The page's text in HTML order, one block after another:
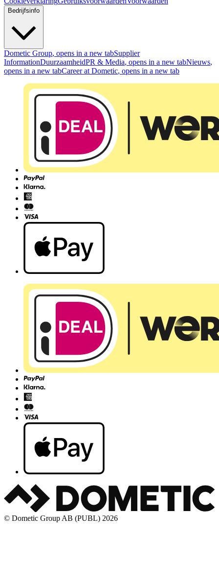
Bedrijfsinfo
Dometic Group, opens in a new tabSupplier
InformationDuurzaamheidPR & Media, opens in a new tabNieuws,
opens in a new tabCareer at Dometic, opens in a new tab
© Dometic Group AB (PUBL) 2026